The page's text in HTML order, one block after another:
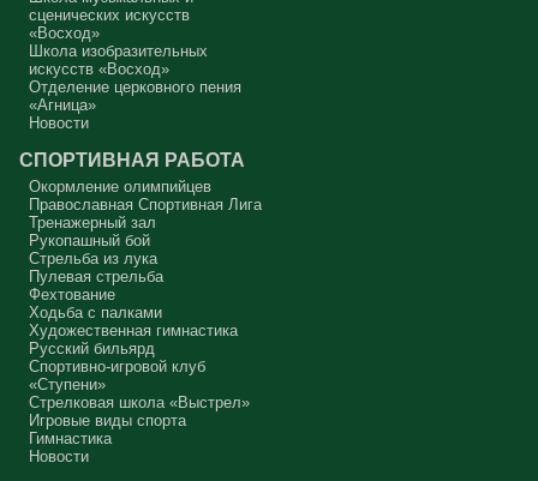
Аминь.
Протоиерей Андрей Алексеев
сценических искусств
«Восход»
Школа изобразительных
искусств «Восход»
Отделение церковного пения
«Агница»
Новости
СПОРТИВНАЯ РАБОТА
Окормление олимпийцев
Православная Спортивная Лига
Тренажерный зал
Рукопашный бой
Стрельба из лука
Пулевая стрельба
Фехтование
Ходьба с палками
Художественная гимнастика
Русский бильярд
Спортивно-игровой клуб
«Ступени»
Стрелковая школа «Выстрел»
Игровые виды спорта
Гимнастика
Новости